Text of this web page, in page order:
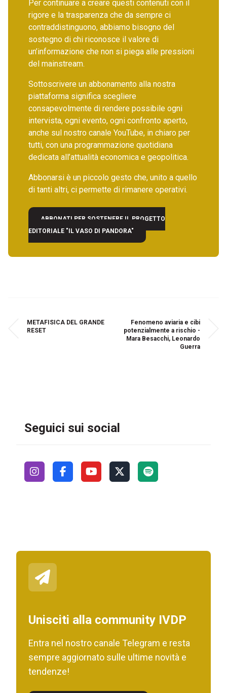
Per continuare a creare questi contenuti con il
rigore e la trasparenza che da sempre ci
contraddistinguono, abbiamo bisogno del
sostegno di chi riconosce il valore di
un’informazione che non si piega alle pressioni
del mainstream.
Sottoscrivere un abbonamento alla nostra
piattaforma significa scegliere
consapevolmente di rendere possibile ogni
intervista, ogni evento, ogni confronto aperto,
anche sul nostro canale YouTube, in chiaro per
tutti, con una programmazione quotidiana
dedicata all’attualità economica e geopolitica.
Abbonarsi è un piccolo gesto che, unito a quello
di tanti altri, ci permette di rimanere operativi.
ABBONATI PER SOSTENERE IL PROGETTO
EDITORIALE "IL VASO DI PANDORA"
METAFISICA DEL GRANDE
RESET
Fenomeno aviaria e cibi
potenzialmente a rischio -
Mara Besacchi, Leonardo
Guerra
Seguici sui social
Unisciti alla community IVDP
Entra nel nostro canale Telegram e resta
sempre aggiornato sulle ultime novità e
tendenze!